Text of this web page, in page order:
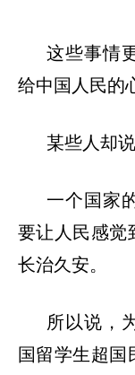
这些事情
给中国人民的
某些人却
一个国家
要让人民感觉
长治久安。
所以说，
国留学生超国